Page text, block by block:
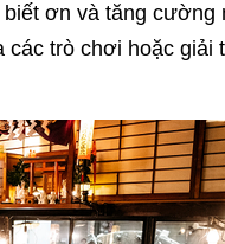
ơn và tăng cường
trò chơi hoặc giải